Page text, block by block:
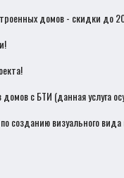
домов - скидки до
домов с БТИ (данная услуга
созданию визуального